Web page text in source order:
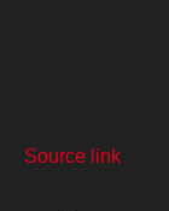
Source link